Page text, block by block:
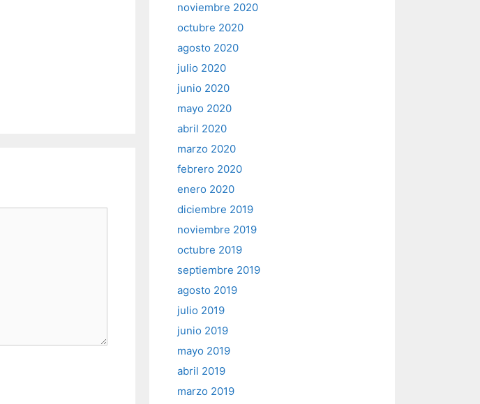
noviembre 2020
octubre 2020
agosto 2020
julio 2020
junio 2020
mayo 2020
abril 2020
marzo 2020
febrero 2020
enero 2020
diciembre 2019
noviembre 2019
octubre 2019
septiembre 2019
agosto 2019
julio 2019
junio 2019
mayo 2019
abril 2019
marzo 2019